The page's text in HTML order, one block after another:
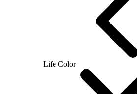
Life Color